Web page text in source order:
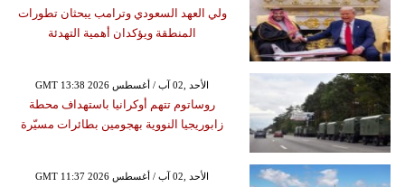
ولي العهد السعودي وترامب يبحثان تطورات
المنطقة ويؤكدان أهمية التهدئة
GMT 13:38 2026 الأحد ,02 آب / أغسطس
روساتوم تتهم أوكرانيا باستهداف محطة
زابوريجيا النووية بهجومين بطائرات مسيّرة
GMT 11:37 2026 الأحد ,02 آب / أغسطس